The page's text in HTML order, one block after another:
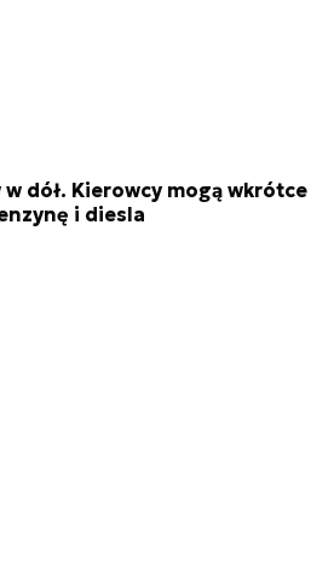
dół. Kierowcy mogą wkrótce
i diesla